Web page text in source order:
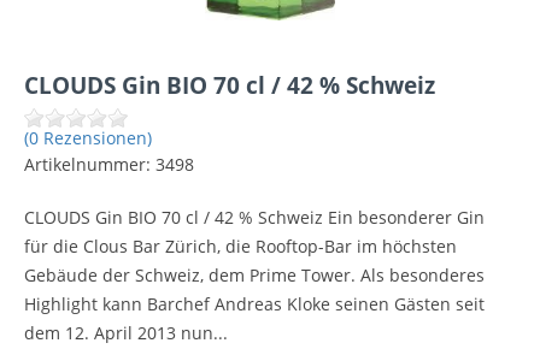
CLOUDS Gin BIO 70 cl / 42 % Schweiz
(0 Rezensionen)
Artikelnummer: 3498
CLOUDS Gin BIO 70 cl / 42 % Schweiz Ein besonderer Gin
für die Clous Bar Zürich, die Rooftop-Bar im höchsten
Gebäude der Schweiz, dem Prime Tower. Als besonderes
Highlight kann Barchef Andreas Kloke seinen Gästen seit
dem 12. April 2013 nun...